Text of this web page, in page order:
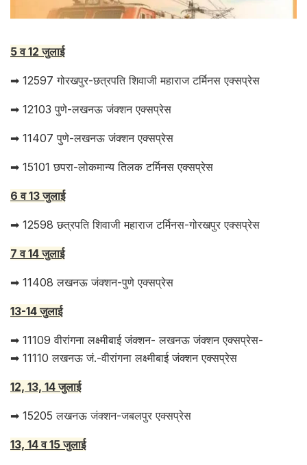
5 व 12 जुलाई
➡ 12597 गोरखपुर-छत्रपति शिवाजी महाराज टर्मिनस एक्सप्रेस
➡ 12103 पुणे-लखनऊ जंक्शन एक्सप्रेस
➡ 11407 पुणे-लखनऊ जंक्शन एक्सप्रेस
➡ 15101 छपरा-लोकमान्य तिलक टर्मिनस एक्सप्रेस
6 व 13 जुलाई
➡ 12598 छत्रपति शिवाजी महाराज टर्मिनस-गोरखपुर एक्सप्रेस
7 व 14 जुलाई
➡ 11408 लखनऊ जंक्शन-पुणे एक्सप्रेस
13-14 जुलाई
➡ 11109 वीरांगना लक्ष्मीबाई जंक्शन- लखनऊ जंक्शन एक्सप्रेस-
➡ 11110 लखनऊ जं.-वीरांगना लक्ष्मीबाई जंक्शन एक्सप्रेस
12, 13, 14 जुलाई
➡ 15205 लखनऊ जंक्शन-जबलपुर एक्सप्रेस
13, 14 व 15 जुलाई